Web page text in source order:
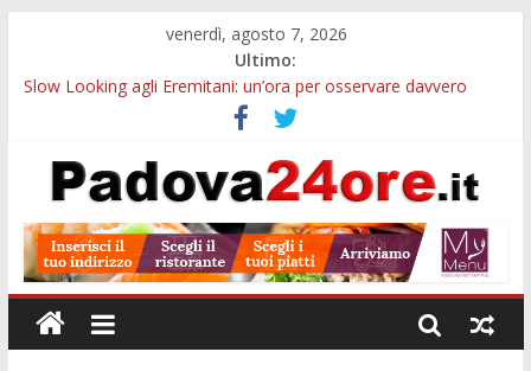
venerdì, agosto 7, 2026
Ultimo:
Slow Looking agli Eremitani: un’ora per osservare davvero
Bando sicurezza urbana Veneto: 650mila euro per Comuni e
Polizie locali
Sicurezza esodo estivo Padova: più controlli su strade, stazioni
Bonus trasporto pubblico Veneto: 200 euro per l’abbonamento
annuale
Notizie di Padova alle ore 10: arresto, fermata Busitalia e
tregua dal caldo